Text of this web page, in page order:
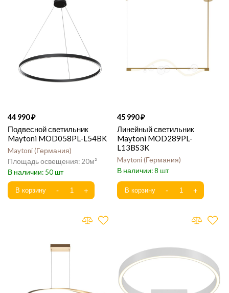
44 990
Подвесной светильник
Maytoni MOD058PL-L54BK
Maytoni Германия
20
50
45 990
Линейный светильник
Maytoni MOD289PL-
L13BS3K
Maytoni Германия
8